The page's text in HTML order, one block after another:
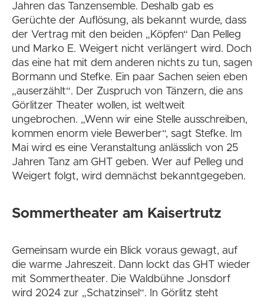
Jahren das Tanzensemble. Deshalb gab es
Gerüchte der Auflösung, als bekannt wurde, dass
der Vertrag mit den beiden „Köpfen“ Dan Pelleg
und Marko E. Weigert nicht verlängert wird. Doch
das eine hat mit dem anderen nichts zu tun, sagen
Bormann und Stefke. Ein paar Sachen seien eben
„auserzählt“. Der Zuspruch von Tänzern, die ans
Görlitzer Theater wollen, ist weltweit
ungebrochen. „Wenn wir eine Stelle ausschreiben,
kommen enorm viele Bewerber“, sagt Stefke. Im
Mai wird es eine Veranstaltung anlässlich von 25
Jahren Tanz am GHT geben. Wer auf Pelleg und
Weigert folgt, wird demnächst bekanntgegeben.
Sommertheater am Kaisertrutz
Gemeinsam wurde ein Blick voraus gewagt, auf
die warme Jahreszeit. Dann lockt das GHT wieder
mit Sommertheater. Die Waldbühne Jonsdorf
wird 2024 zur „Schatzinsel“. In Görlitz steht